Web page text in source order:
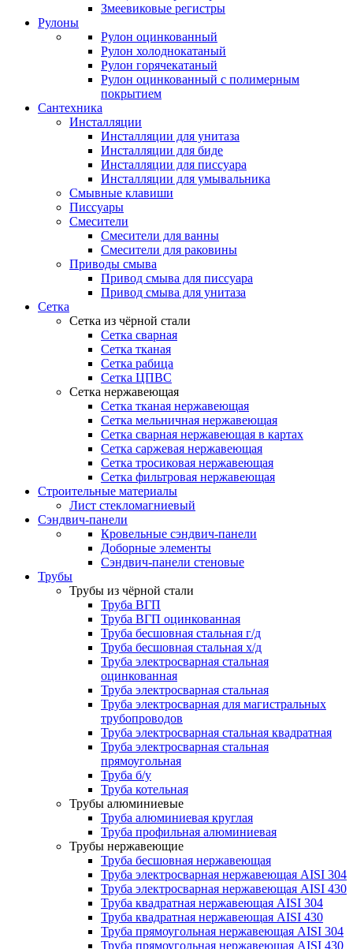
Змеевиковые регистры
Рулоны
Рулон оцинкованный
Рулон холоднокатаный
Рулон горячекатаный
Рулон оцинкованный с полимерным
покрытием
Сантехника
Инсталляции
Инсталляции для унитаза
Инсталляции для биде
Инсталляции для писсуара
Инсталляции для умывальника
Смывные клавиши
Писсуары
Смесители
Смесители для ванны
Смесители для раковины
Приводы смыва
Привод смыва для писсуара
Привод смыва для унитаза
Сетка
Сетка из чёрной стали
Сетка сварная
Сетка тканая
Сетка рабица
Сетка ЦПВС
Сетка нержавеющая
Сетка тканая нержавеющая
Сетка мельничная нержавеющая
Сетка сварная нержавеющая в картах
Сетка саржевая нержавеющая
Сетка тросиковая нержавеющая
Сетка фильтровая нержавеющая
Строительные материалы
Лист стекломагниевый
Сэндвич-панели
Кровельные сэндвич-панели
Доборные элементы
Сэндвич-панели стеновые
Трубы
Трубы из чёрной стали
Труба ВГП
Труба ВГП оцинкованная
Труба бесшовная стальная г/д
Труба бесшовная стальная х/д
Труба электросварная стальная
оцинкованная
Труба электросварная стальная
Труба электросварная для магистральных
трубопроводов
Труба электросварная стальная квадратная
Труба электросварная стальная
прямоугольная
Труба б/у
Труба котельная
Трубы алюминиевые
Труба алюминиевая круглая
Труба профильная алюминиевая
Трубы нержавеющие
Труба бесшовная нержавеющая
Труба электросварная нержавеющая AISI 304
Труба электросварная нержавеющая AISI 430
Труба квадратная нержавеющая AISI 304
Труба квадратная нержавеющая AISI 430
Труба прямоугольная нержавеющая AISI 304
Труба прямоугольная нержавеющая AISI 430